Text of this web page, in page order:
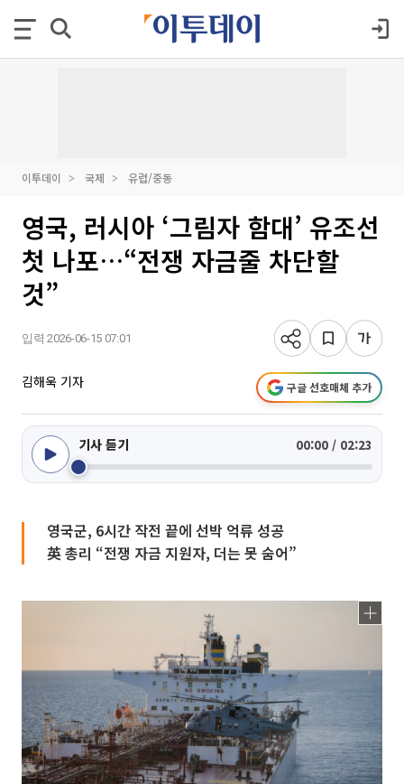
이투데이 국제 유럽/중동
영국, 러시아 ‘그림자 함대’ 유조선
첫 나포…“전쟁 자금줄 차단할
것”
입력 2026-06-15 07:01
김해욱 기자 구글 선호매체 추가
기사 듣기 00:00 / 02:23
영국군, 6시간 작전 끝에 선박 억류 성공
英 총리 “전쟁 자금 지원자, 더는 못 숨어”